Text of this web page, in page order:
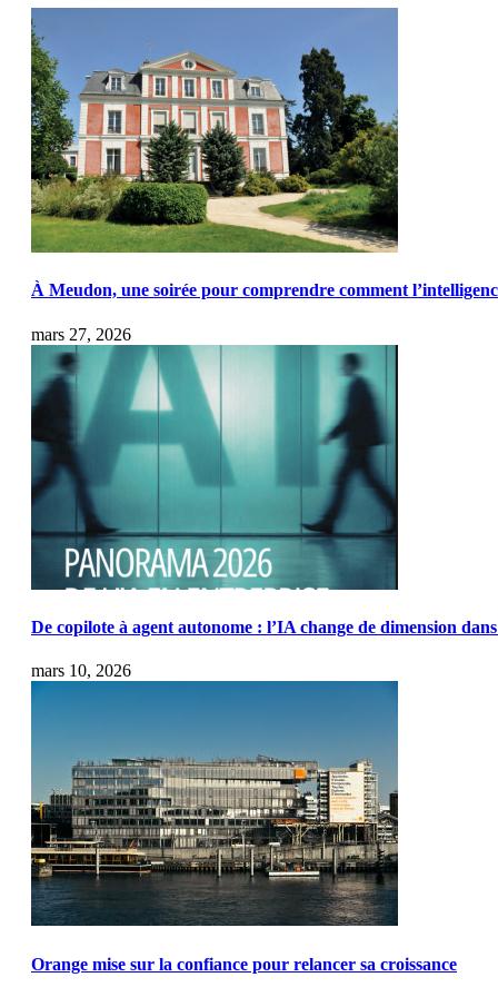
À Meudon, une soirée pour comprendre comment
mars 27, 2026
De copilote à agent autonome : l’IA change de dimension
mars 10, 2026
Orange mise sur la confiance pour relancer sa croissance